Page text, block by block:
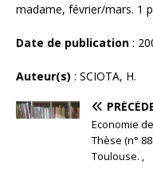
madame, février/mars. 1
Date de publication :
Auteur(s) : SCIOTA, H.
Economie
Thèse (n°
Toulouse. ,